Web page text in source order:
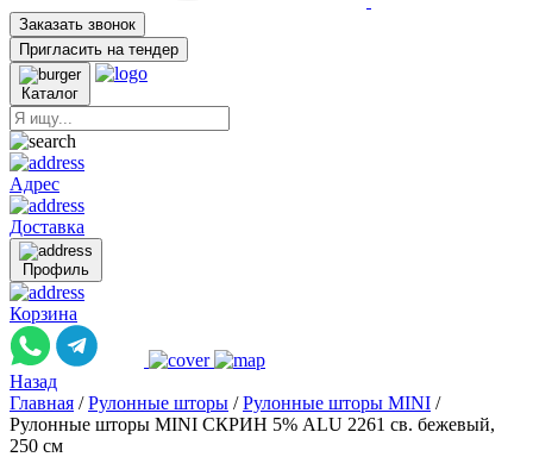
Заказать звонок
Пригласить на тендер
Каталог
Адрес
Доставка
Профиль
Корзина
Назад
Главная / Рулонные шторы / Рулонные шторы MINI /
Рулонные шторы MINI СКРИН 5% ALU 2261 св. бежевый,
250 см